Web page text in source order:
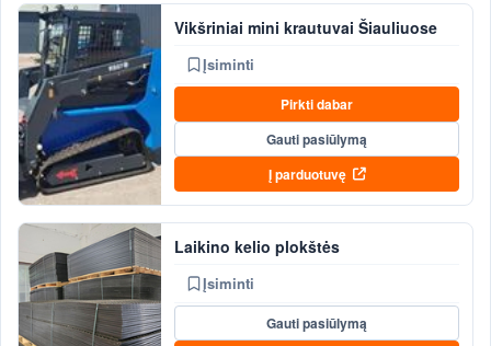
Vikšriniai mini krautuvai Šiauliuose
Įsiminti
Pirkti dabar
Gauti pasiūlymą
Į parduotuvę
Laikino kelio plokštės
Įsiminti
Gauti pasiūlymą